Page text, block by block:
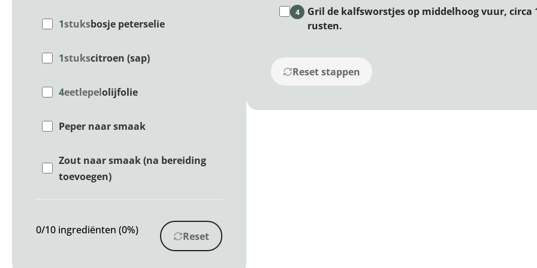
1stuksbosje peterselie
1stukscitroen (sap)
4eetlepelolijfolie
Peper naar smaak
Zout naar smaak (na bereiding
toevoegen)
0/10 ingrediënten (0%) Reset
4
Gril de kalfsworstjes op middelhoog vuur,
rusten.
Reset stappen